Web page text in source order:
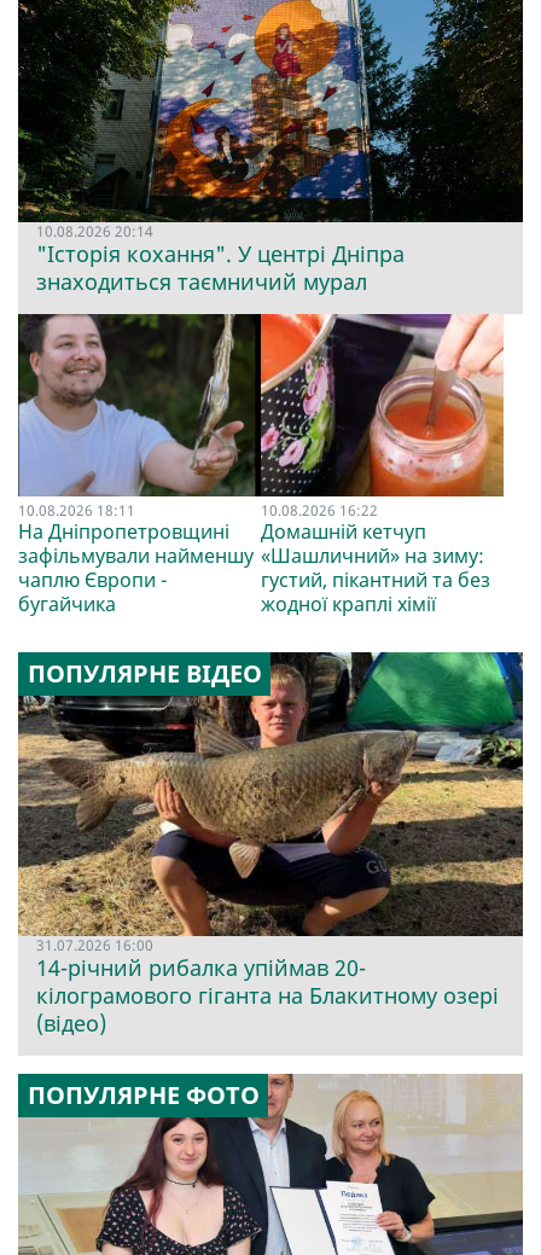
10.08.2026 20:14
"Історія кохання". У центрі Дніпра
знаходиться таємничий мурал
10.08.2026 18:11
На Дніпропетровщині
зафільмували найменшу
чаплю Європи -
бугайчика
10.08.2026 16:22
Домашній кетчуп
«Шашличний» на зиму:
густий, пікантний та без
жодної краплі хімії
ПОПУЛЯРНЕ ВІДЕО
31.07.2026 16:00
14-річний рибалка упіймав 20-
кілограмового гіганта на Блакитному озері
(відео)
ПОПУЛЯРНЕ ФОТО